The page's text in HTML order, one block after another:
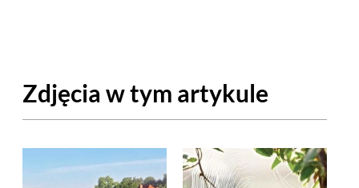
Zdjęcia w tym artykule
APTECZKA